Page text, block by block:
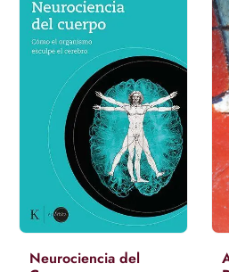
Neurociencia del